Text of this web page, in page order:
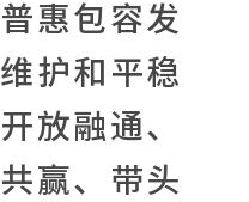
惠包容发
护和平稳
放融通、
赢、带头